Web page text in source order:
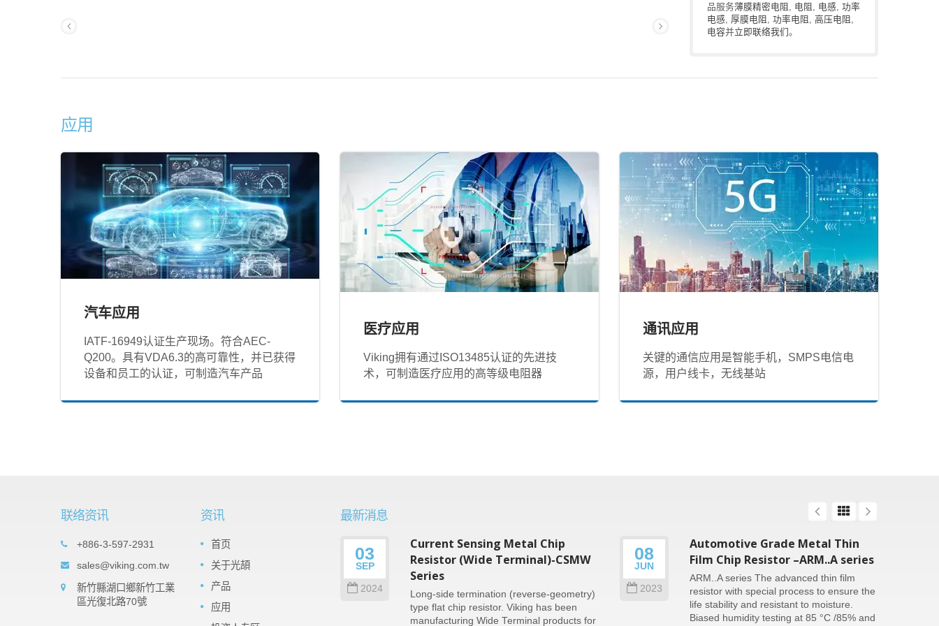
品服务薄膜精密电阻 , 电阻 , 电感, 功率
电感, 厚膜电阻 , 功率电阻 , 高压电阻 ,
电容并立即联络我们。
应用
汽车应用
IATF‐16949认证生产现场。符合AEC-
Q200。具有VDA6.3的高可靠性，并已获得
设备和员工的认证，可制造汽车产品
医疗应用
Viking拥有通过ISO13485认证的先进技
术，可制造医疗应用的高等级电阻器
通讯应用
关键的通信应用是智能手机，SMPS电信电
源，用户线卡，无线基站
联络资讯
+886-3-597-2931
sales@viking.com.tw
新竹縣湖口鄉新竹工業
區光復北路70號
资讯
首页
关于光頡
产品
应用
最新消息
05
SEP
2022
Important products: Tantalum
Nitride (TaN) Thin Film Precision
Chip Resistor -TAR Series
The TaN (tantalum nitride) film is a
moisture impervious tantalum pentoxide
barrier layer that can against high relative
03
SEP
2024
Current Sensing Metal Chip
Resistor (Wide Terminal)-CSMW
Series
Long-side termination (reverse-geometry)
type flat chip resistor. Viking has been
manufacturing Wide Terminal products for
08
JUN
2023
Automotive Grade Metal Thin
Film Chip Resistor –ARM..A series
ARM..A series The advanced thin film
resistor with special process to ensure the
life stability and resistant to moisture.
Biased humidity testing at 85 °C /85% and